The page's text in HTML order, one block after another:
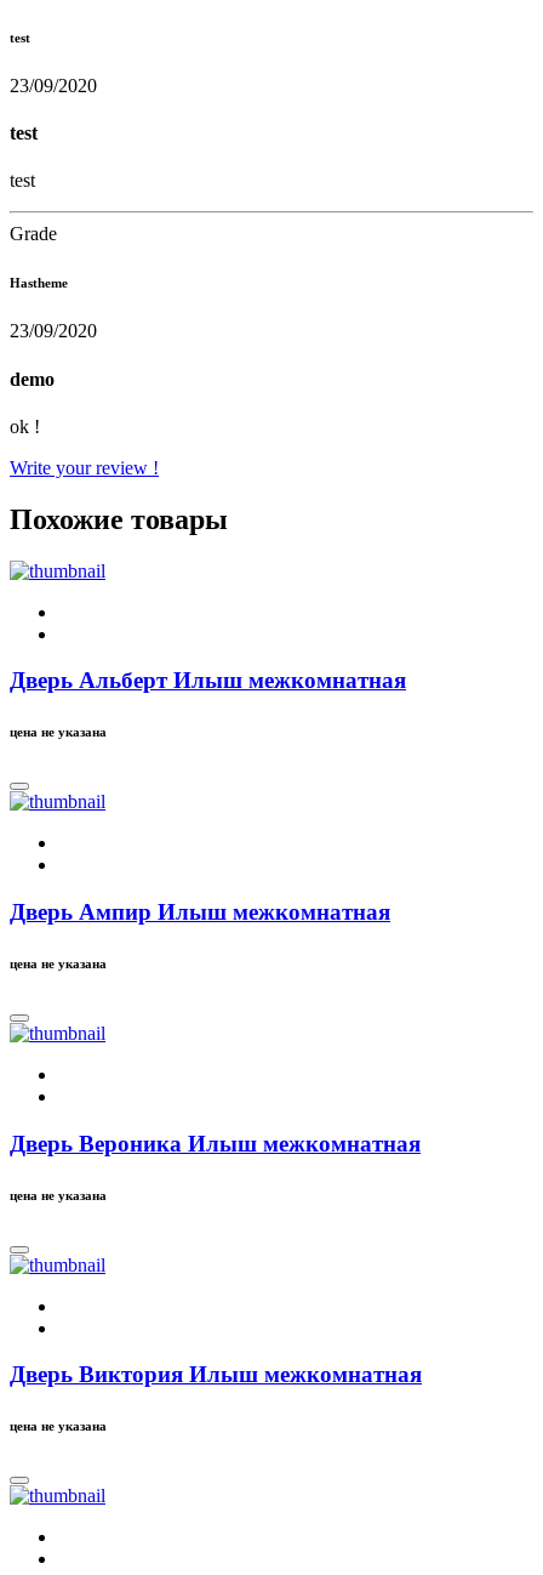
test
23/09/2020
test
test
Grade
Hastheme
23/09/2020
demo
ok !
Write your review !
Похожие товары
Дверь Альберт Илыш межкомнатная
цена не указана
Дверь Ампир Илыш межкомнатная
цена не указана
Дверь Вероника Илыш межкомнатная
цена не указана
Дверь Виктория Илыш межкомнатная
цена не указана